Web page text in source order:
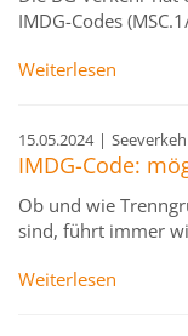
IMDG-Codes
Weiterlesen
15.05.2024 |
IMDG-Code:
Ob und wie
sind, führt immer
Weiterlesen